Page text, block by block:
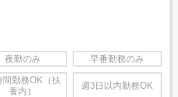
夜勤のみ 早番勤務のみ
間勤務OK（扶
養内）
週3日以内勤務OK